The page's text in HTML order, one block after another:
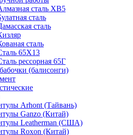
сталь ХВ5
сталь
сталь
сталь
65Х13
рессорная 65Г
(балисонги)
Arhont (Тайвань)
Ganzo (Китай)
Leatherman (США)
Roxon (Китай)